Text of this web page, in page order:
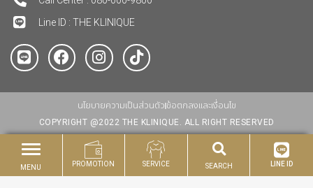
Line ID : THE KLINIQUE
นโยบายความเป็นส่วนตัวข้อตกลงและเงื่อนไข
COPYRIGHT @2022 THE KLINIQUE. ALL RIGHT RESERVED
MENU PROMOTION SERVICE SEARCH LINE ID